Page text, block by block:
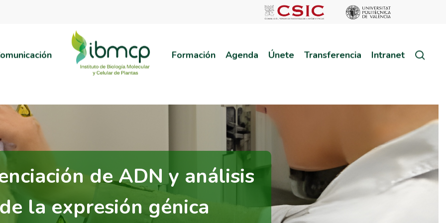
Formación Agenda Únete Transferencia Intranet
de ADN y análisis
de la expresión génica